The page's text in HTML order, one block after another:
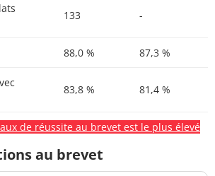
133 -
88,0 % 87,3 %
83,8 % 81,4 %
de réussite au brevet est le plus élevé
au brevet